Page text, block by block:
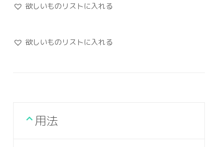
欲しいものリストに入れる
欲しいものリストに入れる
用法